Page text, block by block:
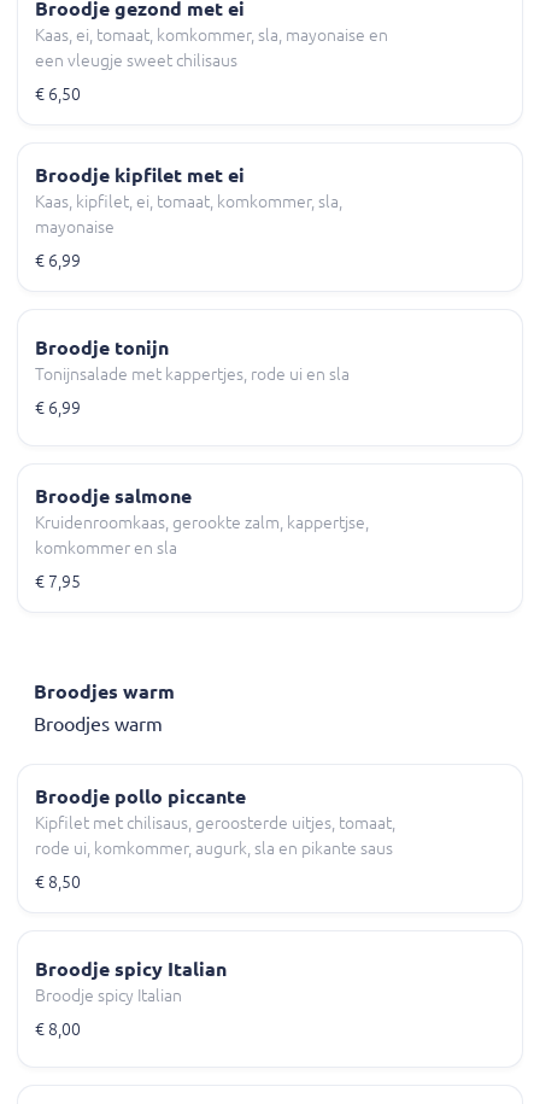
Broodje gezond met ei
Kaas, ei, tomaat, komkommer, sla, mayonaise en
een vleugje sweet chilisaus
€ 6,50
Broodje kipfilet met ei
Kaas, kipfilet, ei, tomaat, komkommer, sla,
mayonaise
€ 6,99
Broodje tonijn
Tonijnsalade met kappertjes, rode ui en sla
€ 6,99
Broodje salmone
Kruidenroomkaas, gerookte zalm, kappertjse,
komkommer en sla
€ 7,95
Broodjes warm
Broodjes warm
Broodje pollo piccante
Kipfilet met chilisaus, geroosterde uitjes, tomaat,
rode ui, komkommer, augurk, sla en pikante saus
€ 8,50
Broodje spicy Italian
Broodje spicy Italian
€ 8,00